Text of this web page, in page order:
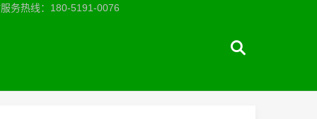
务热线：180-5191-0076